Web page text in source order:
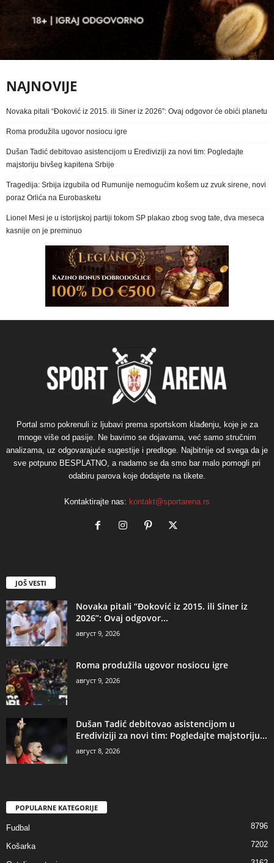
NAJNOVIJE
Novaka pitali “Đoković iz 2015. ili Siner iz 2026”: Ovaj odgovor će obići planetu
Roma produžila ugovor nosiocu igre
Dušan Tadić debitovao asistencijom u Erediviziji za novi tim: Pogledajte
majstoriju bivšeg kapitena Srbije
Tragedija: Srbija izgubila od Rumunije nemogućim košem uz zvuk sirene, novi
poraz Orlića na Eurobasketu
Lionel Mesi je u istorijskoj partiji tokom SP plakao zbog svog tate, dva meseca
kasnije on je preminuo
Portal smo pokrenuli iz ljubavi prema sportskom klađenju, koje je za
mnoge više od pasije. Ne bavimo se dojavama, već samo stručnim
analizama, uz odgovarajuće sugestije i predloge. Najbitnije od svega da je
sve potpuno BESPLATNO, a nadamo se da smo bar malo pomogli pri
odabiru parova koje dodajete na tikete.
Kontaktirajte nas: kontakt@sportarena.rs
JOŠ VESTI
Novaka pitali “Đoković iz 2015. ili Siner iz
2026”: Ovaj odgovor...
август 9, 2026
Roma produžila ugovor nosiocu igre
август 9, 2026
Dušan Tadić debitovao asistencijom u
Erediviziji za novi tim: Pogledajte majstoriju...
август 8, 2026
POPULARNE KATEGORIJE
Fudbal 8796
Košarka 7202